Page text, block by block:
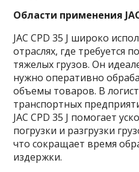
Области применения JAC
JAC CPD 35 J широко
отраслях, где требуется
тяжелых грузов. Он
нужно оперативно
объемы товаров. В
транспортных
JAC CPD 35 J помогает
погрузки и разгрузки
что сокращает время
издержки.